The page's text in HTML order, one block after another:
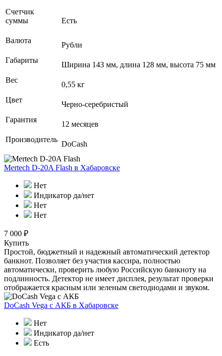
Счетчик
суммы
Есть
Валюта
Рубли
Габариты
Ширина 143 мм, длина 128 мм, высота 75 мм
Вес
0,55 кг
Цвет
Черно-серебристый
Гарантия
12 месяцев
Производитель
DoCash
Mertech D-20A Flash в Хабаровске
Нет
Индикатор да/нет
Нет
Нет
7 000 ₽
Купить
Простой, бюджетный и надежный автоматический детектор
банкнот. Позволяет без участия кассира, полностью
автоматически, проверить любую Российскую банкноту на
подлинность. Детектор не имеет дисплея, результат проверки
отображается красным или зеленым светодиодами и звуком.
DoCash Vega с АКБ в Хабаровске
Нет
Индикатор да/нет
Есть